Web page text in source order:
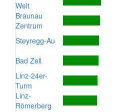
Welt
Braunau
Zentrum
Steyregg-Au
Bad Zell
Linz-24er-
Turm
Linz-
Römerberg